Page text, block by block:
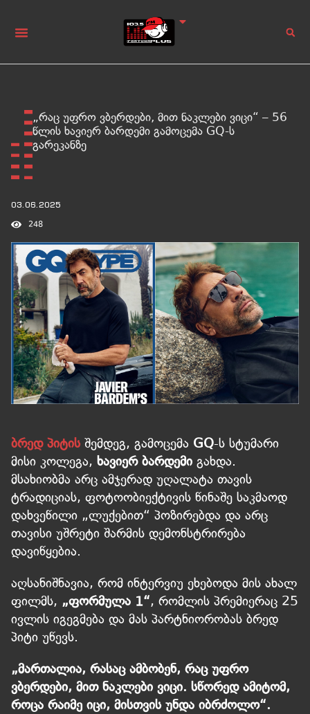
„რაც უფრო ვბერდები, მით ნაკლები ვიცი“ – 56
წლის ხავიერ ბარდემი გამოცემა GQ-ს
გარეკანზე
03.06.2025
248
ბრედ პიტისშემდეგ, გამოცემა GQ-ს სტუმარი
მისი კოლეგა, ხავიერ ბარდემი გახდა.
მსახიობმა არც ამჯერად უღალატა თავის
ტრადიციას, ფოტოობიექტივის წინაშე საკმაოდ
დახვეწილი „ლუქებით“ პოზირებდა და არც
თავისი უშრეტი შარმის დემონსტრირება
დავიწყებია.
აღსანიშნავია, რომ ინტერვიუ ეხებოდა მის ახალ
ფილმს, „ფორმულა 1“, რომლის პრემიერაც 25
ივლის იგეგმება და მას პარტნიორობას ბრედ
პიტი უწევს.
„მართალია, რასაც ამბობენ, რაც უფრო
ვბერდები, მით ნაკლები ვიცი. სწორედ ამიტომ,
როცა რაიმე იცი, მისთვის უნდა იბრძოლო“.